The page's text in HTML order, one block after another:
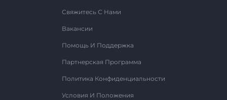
Свяжитесь С Нами
Вакансии
Помощь И Поддержка
Партнерская Программа
Политика Конфиденциальности
Условия И Положения